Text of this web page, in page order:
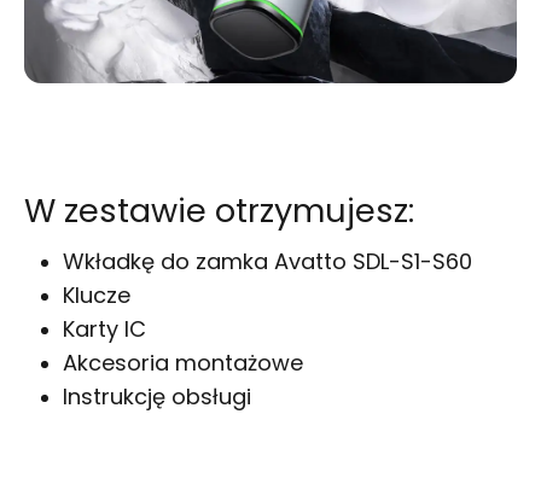
W zestawie otrzymujesz:
Wkładkę do zamka Avatto SDL-S1-S60
Klucze
Karty IC
Akcesoria montażowe
Instrukcję obsługi